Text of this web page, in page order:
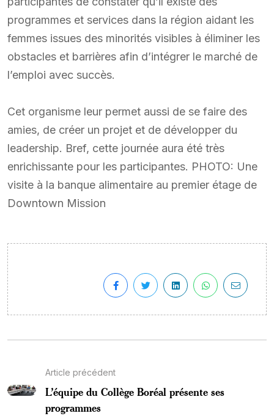
programmes et services dans la région aidant les
femmes issues des minorités visibles à éliminer les
obstacles et barrières afin d’intégrer le marché de
l’emploi avec succès.
Cet organisme leur permet aussi de se faire des
amies, de créer un projet et de développer du
leadership. Bref, cette journée aura été très
enrichissante pour les participantes. PHOTO: Une
visite à la banque alimentaire au premier étage de
Downtown Mission
Article précédent
L’équipe du Collège Boréal présente ses
programmes